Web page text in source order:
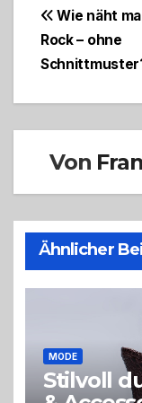
Wie näht
Rock – ohne
Von
Ähnlicher
MODE
Stilvoll